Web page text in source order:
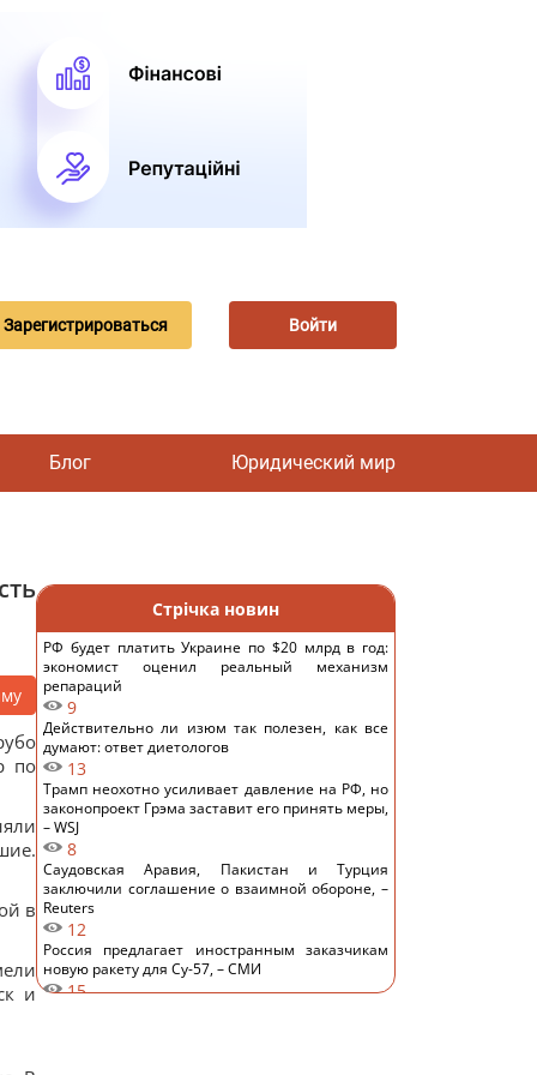
Зарегистрироваться Войти
Блог Юридический мир
по
в
и
Стрічка новин
РФ будет платить Украине по $20 млрд в год:
экономист оценил реальный механизм
репараций
9
Действительно ли изюм так полезен, как все
думают: ответ диетологов
13
Трамп неохотно усиливает давление на РФ, но
законопроект Грэма заставит его принять меры,
– WSJ
8
Саудовская Аравия, Пакистан и Турция
заключили соглашение о взаимной обороне, –
Reuters
12
Россия предлагает иностранным заказчикам
новую ракету для Су-57, – СМИ
15